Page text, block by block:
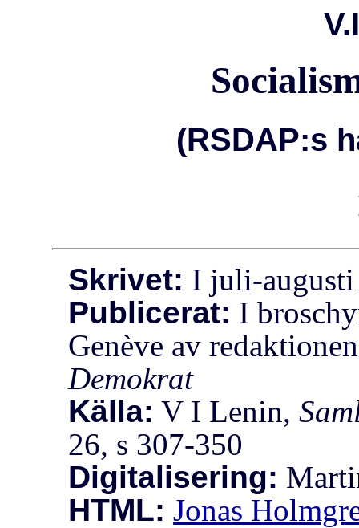
(RSDAP:s
Skrivet: I juli-
Publicerat: I
Genève av
Demokrat
Källa: V I Lenin,
26, s 307-350
Digitalisering:
HTML: Jonas